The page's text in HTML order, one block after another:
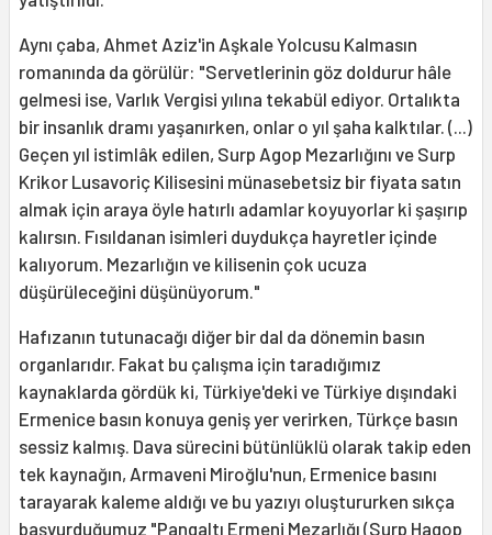
Aynı çaba, Ahmet Aziz'in Aşkale Yolcusu Kalmasın
romanında da görülür: "Servetlerinin göz doldurur hâle
gelmesi ise, Varlık Vergisi yılına tekabül ediyor. Ortalıkta
bir insanlık dramı yaşanırken, onlar o yıl şaha kalktılar. (...)
Geçen yıl istimlâk edilen, Surp Agop Mezarlığını ve Surp
Krikor Lusavoriç Kilisesini münasebetsiz bir fiyata satın
almak için araya öyle hatırlı adamlar koyuyorlar ki şaşırıp
kalırsın. Fısıldanan isimleri duydukça hayretler içinde
kalıyorum. Mezarlığın ve kilisenin çok ucuza
düşürüleceğini düşünüyorum."
Hafızanın tutunacağı diğer bir dal da dönemin basın
organlarıdır. Fakat bu çalışma için taradığımız
kaynaklarda gördük ki, Türkiye'deki ve Türkiye dışındaki
Ermenice basın konuya geniş yer verirken, Türkçe basın
sessiz kalmış. Dava sürecini bütünlüklü olarak takip eden
tek kaynağın, Armaveni Miroğlu'nun, Ermenice basını
tarayarak kaleme aldığı ve bu yazıyı oluştururken sıkça
başvurduğumuz "Pangaltı Ermeni Mezarlığı (Surp Hagop